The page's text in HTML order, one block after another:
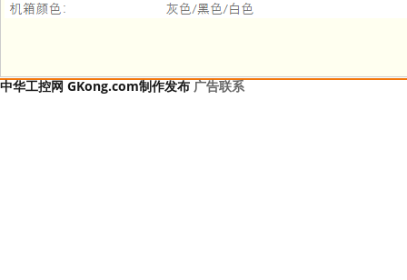
中华工控网 GKong.com制作发布广告联系